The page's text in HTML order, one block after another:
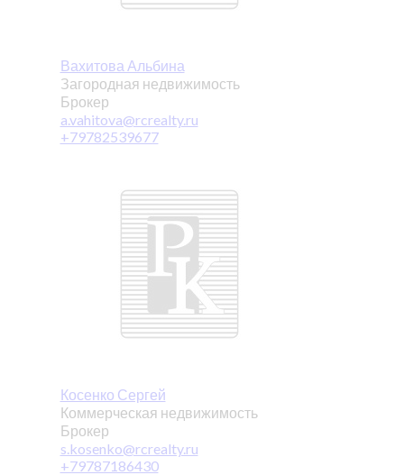
Вахитова Альбина
Загородная недвижимость
Брокер
a.vahitova@rcrealty.ru
+79782539677
Косенко Сергей
Коммерческая недвижимость
Брокер
s.kosenko@rcrealty.ru
+79787186430